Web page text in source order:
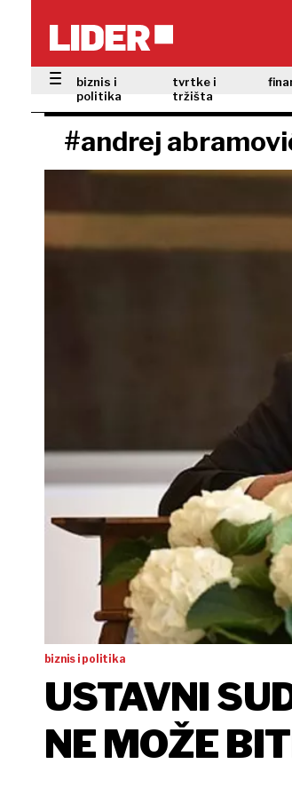
biznis i
politika
tvrtke i
tržišta
#andrej
biznis i politika
USTAVNI
NE MOŽE